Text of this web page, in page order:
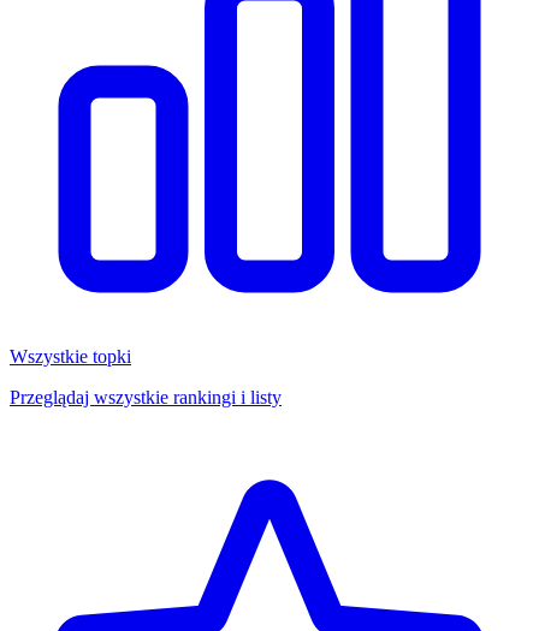
Wszystkie topki
Przeglądaj wszystkie rankingi i listy